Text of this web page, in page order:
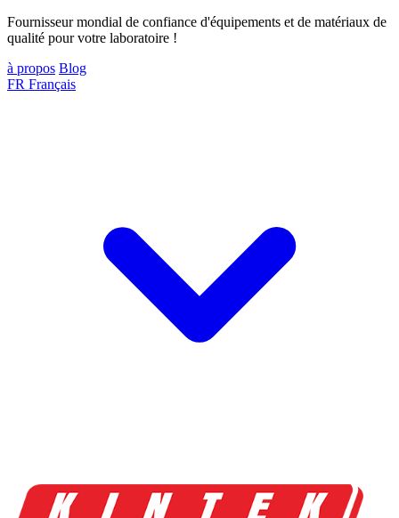
Fournisseur mondial de confiance d'équipements et de matériaux de
qualité pour votre laboratoire !
à propos Blog
FR Français